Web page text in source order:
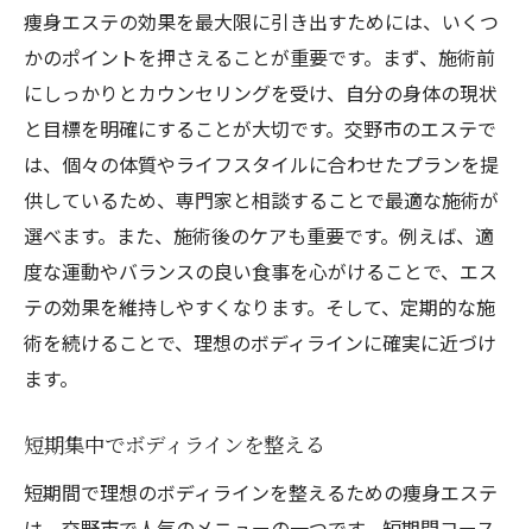
痩身エステの効果を最大限に引き出すためには、いくつ
かのポイントを押さえることが重要です。まず、施術前
にしっかりとカウンセリングを受け、自分の身体の現状
と目標を明確にすることが大切です。交野市のエステで
は、個々の体質やライフスタイルに合わせたプランを提
供しているため、専門家と相談することで最適な施術が
選べます。また、施術後のケアも重要です。例えば、適
度な運動やバランスの良い食事を心がけることで、エス
テの効果を維持しやすくなります。そして、定期的な施
術を続けることで、理想のボディラインに確実に近づけ
ます。
短期集中でボディラインを整える
短期間で理想のボディラインを整えるための痩身エステ